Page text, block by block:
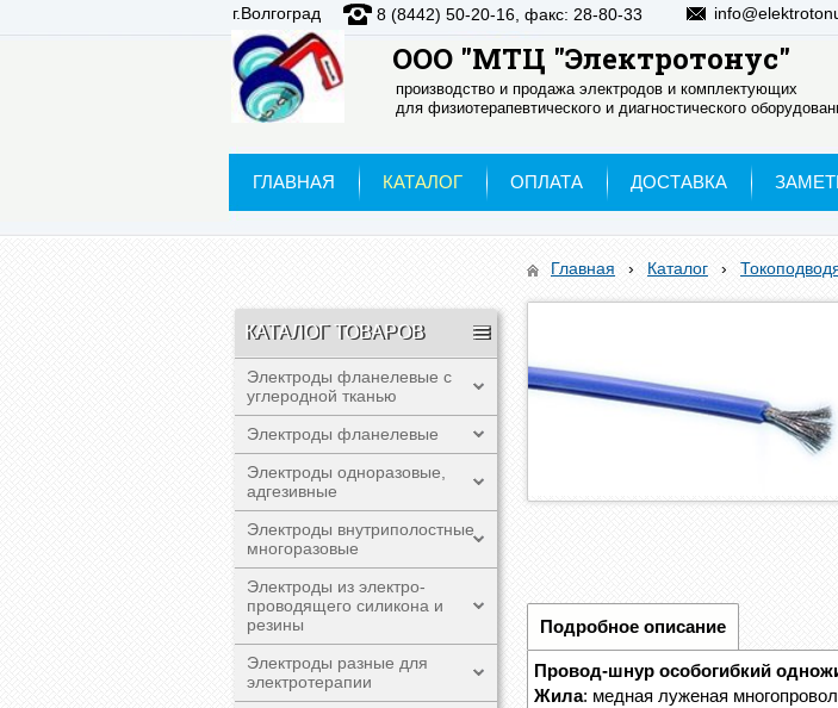
ООО "МТЦ "Электротонус"
производство и продажа электродов и комплектующих
для физиотерапевтического и диагностического
г.Волгоград 8 (8442) 50-20-16, факс: 28-80-33
ГЛАВНАЯ КАТАЛОГ ОПЛАТА ДОСТАВКА
КАТАЛОГ ТОВАРОВ
Электроды фланелевые с
углеродной тканью
Электроды фланелевые
Электроды одноразовые,
адгезивные
Электроды внутриполостные
многоразовые
Электроды из электро-
проводящего силикона и
резины
Электроды разные для
электротерапии
Главная › Каталог ›
Подробное описание
Провод-шнур особогибкий
Жила: медная луженая